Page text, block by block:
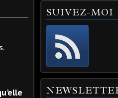
SUIVEZ-MOI